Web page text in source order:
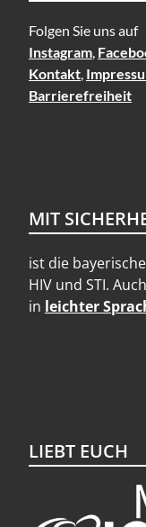
Folgen Sie uns auf
Instagram,
Kontakt,
Barrierefreiheit
MIT
ist die
HIV und STI.
in leichter
LIEBT EUCH